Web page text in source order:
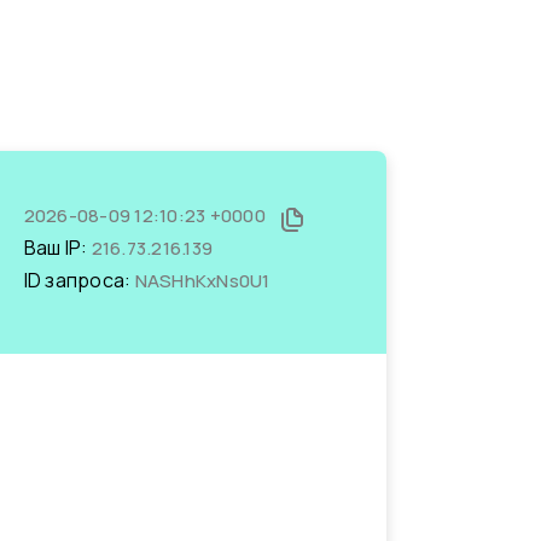
2026-08-09 12:10:23 +0000
Ваш IP: 216.73.216.139
ID запроса: NASHhKxNs0U1